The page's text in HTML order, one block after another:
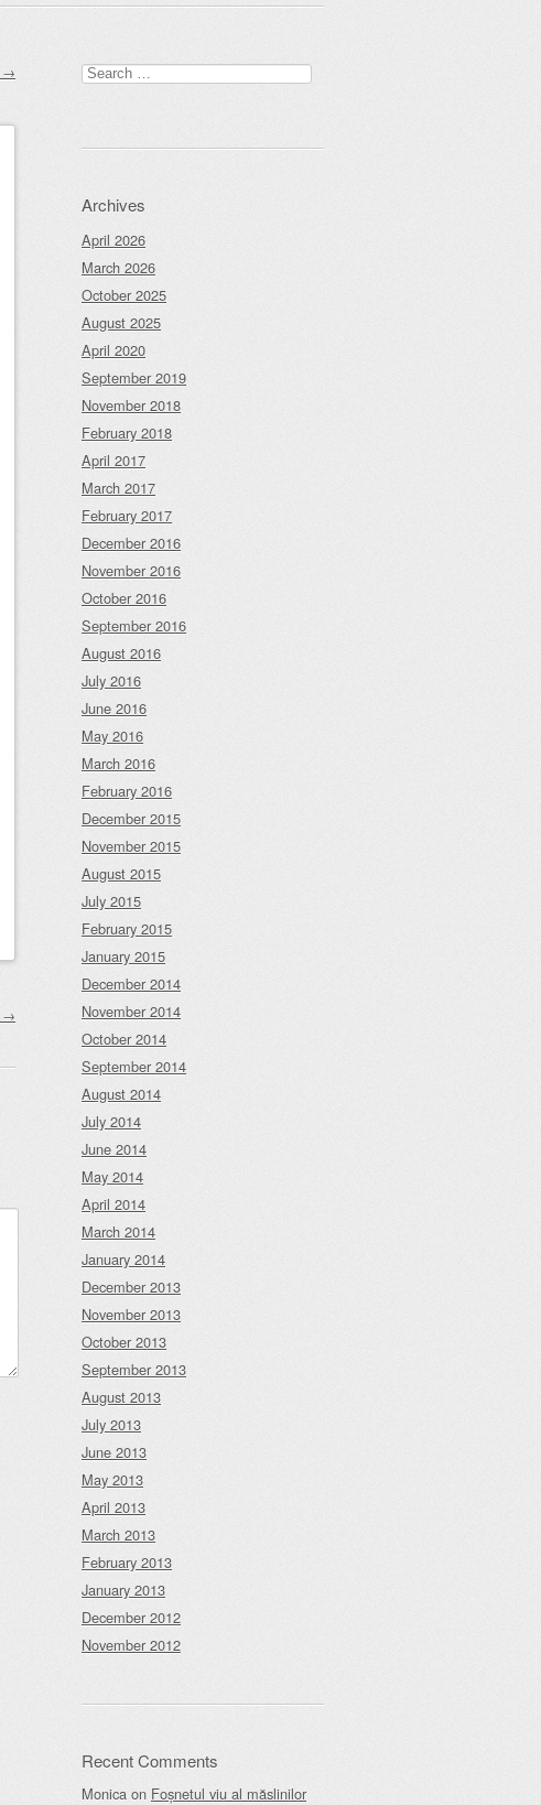
→
→
Search
for:
Archives
April 2026
March 2026
October 2025
August 2025
April 2020
September 2019
November 2018
February 2018
April 2017
March 2017
February 2017
December 2016
November 2016
October 2016
September 2016
August 2016
July 2016
June 2016
May 2016
March 2016
February 2016
December 2015
November 2015
August 2015
July 2015
February 2015
January 2015
December 2014
November 2014
October 2014
September 2014
August 2014
July 2014
June 2014
May 2014
April 2014
March 2014
January 2014
December 2013
November 2013
October 2013
September 2013
August 2013
July 2013
June 2013
May 2013
April 2013
March 2013
February 2013
January 2013
December 2012
November 2012
Recent Comments
Monica on Foșnetul viu al măslinilor